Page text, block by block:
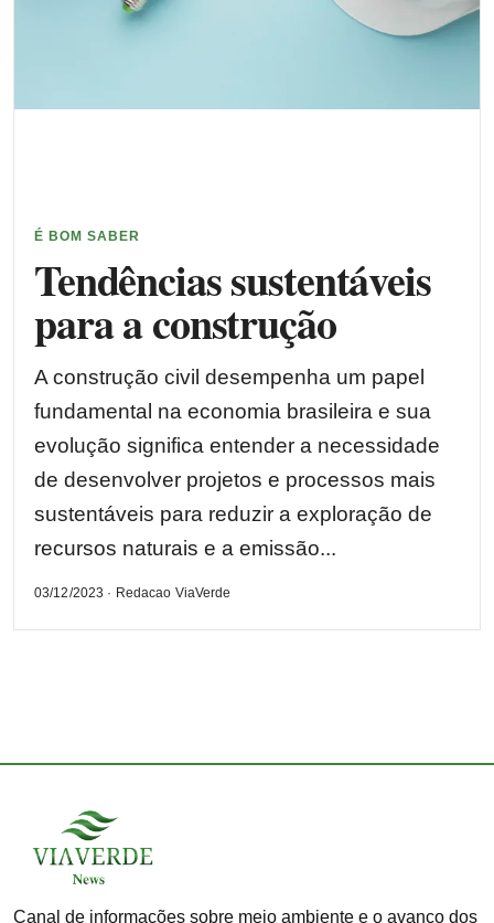
É BOM SABER
Tendências sustentáveis
para a construção
A construção civil desempenha um papel
fundamental na economia brasileira e sua
evolução significa entender a necessidade
de desenvolver projetos e processos mais
sustentáveis para reduzir a exploração de
recursos naturais e a emissão...
03/12/2023 · Redacao ViaVerde
Canal de informações sobre meio ambiente e o avanço dos